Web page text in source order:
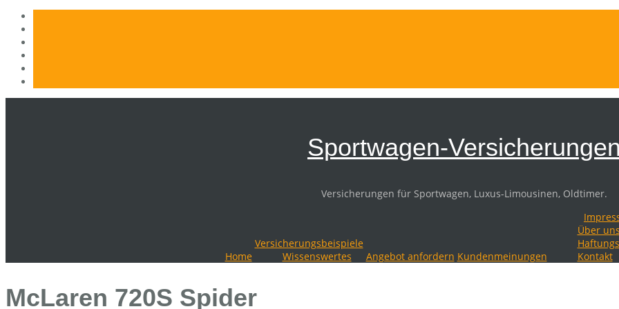
Sportwagen-Versicherungen
Versicherungen für Sportwagen, Luxus-Limousinen, Oldtimer.
Home
Versicherungsbeispiele
Wissenswertes
Angebot anfordern Kundenmeinungen
Über uns
Kontakt
McLaren 720S Spider